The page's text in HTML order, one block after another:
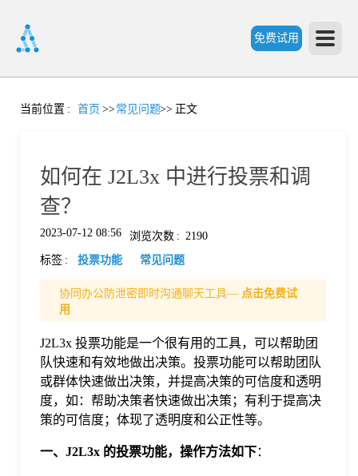
免费试用
首
价
格
当前位置 : 首页 >>常见问题>> 正文
如何在 J2L3x 中进行投票和调
查？
2023-07-12 08:56 浏览次数 : 2190
标签 : 投票功能 常见问题
协同办公防泄密即时沟通聊天工具— 点击免费试
用
J2L3x 投票功能是一个很有用的工具，可以帮助团
队快速和有效地做出决策。投票功能可以帮助团队
或群体快速做出决策，并提高决策的可信度和透明
度，如：帮助决策者快速做出决策；有利于提高决
策的可信度；体现了透明度和公正性等。
一、J2L3x 的投票功能，操作方法如下：